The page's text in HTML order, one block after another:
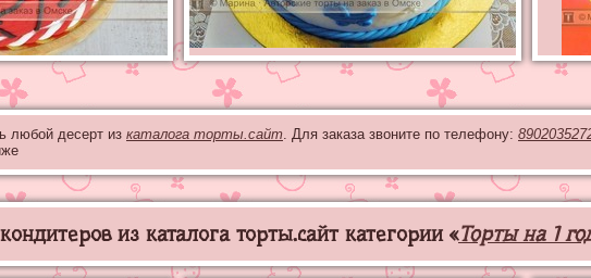
любой десерт из каталога торты.сайт. Для заказа звоните по телефону:
из каталога торты.сайт категории «Торты на 1